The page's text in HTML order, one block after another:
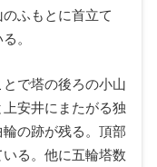
ふもとに首立て
。
で塔の後ろの小山
安井にまたがる独
の跡が残る。頂部
る。他に五輪塔数